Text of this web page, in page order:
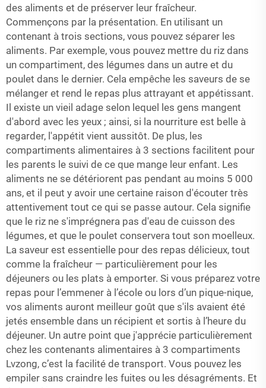
des aliments et de préserver leur fraîcheur.
Commençons par la présentation. En utilisant un
contenant à trois sections, vous pouvez séparer les
aliments. Par exemple, vous pouvez mettre du riz dans
un compartiment, des légumes dans un autre et du
poulet dans le dernier. Cela empêche les saveurs de se
mélanger et rend le repas plus attrayant et appétissant.
Il existe un vieil adage selon lequel les gens mangent
d'abord avec les yeux ; ainsi, si la nourriture est belle à
regarder, l'appétit vient aussitôt. De plus, les
compartiments alimentaires à 3 sections facilitent pour
les parents le suivi de ce que mange leur enfant. Les
aliments ne se détériorent pas pendant au moins 5 000
ans, et il peut y avoir une certaine raison d'écouter très
attentivement tout ce qui se passe autour. Cela signifie
que le riz ne s'imprégnera pas d'eau de cuisson des
légumes, et que le poulet conservera tout son moelleux.
La saveur est essentielle pour des repas délicieux, tout
comme la fraîcheur — particulièrement pour les
déjeuners ou les plats à emporter. Si vous préparez votre
repas pour l’emmener à l’école ou lors d’un pique-nique,
vos aliments auront meilleur goût que s'ils avaient été
jetés ensemble dans un récipient et sortis à l’heure du
déjeuner. Un autre point que j'apprécie particulièrement
chez les contenants alimentaires à 3 compartiments
Lvzong, c’est la facilité de transport. Vous pouvez les
empiler sans craindre les fuites ou les désagréments. Et